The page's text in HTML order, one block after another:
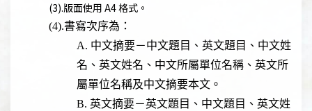
(3).版面使用 A4 格式。
(4).書寫次序為：
A. 中文摘要－中文題目、英文題目、中文姓
名、英文姓名、中文所屬單位名稱、英文所
屬單位名稱及中文摘要本文。
B. 英文摘要－英文題目、中文題目、英文姓